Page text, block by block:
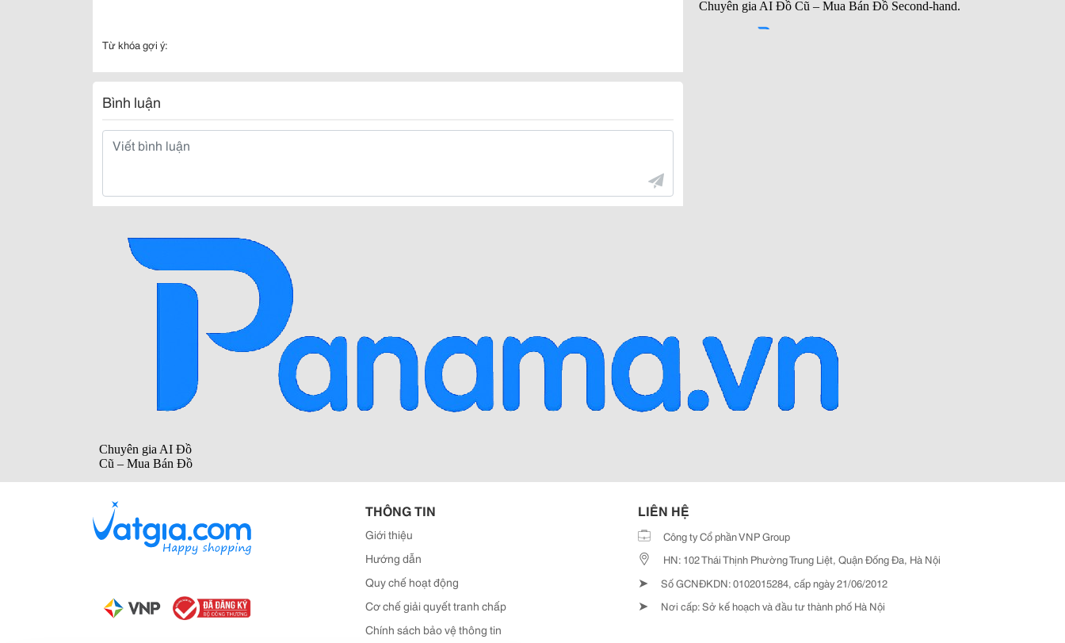
Từ khóa gợi ý:
Bình luận
THÔNG TIN
Giới thiệu
Hướng dẫn
Quy chế hoạt động
Cơ chế giải quyết tranh chấp
Chính sách bảo vệ thông tin
LIÊN HỆ
Công ty Cổ phần VNP Group
HN: 102 Thái Thịnh Phường Trung Liệt, Quận Đống Đa, Hà Nội
➤ Số GCNĐKDN: 0102015284, cấp ngày 21/06/2012
➤ Nơi cấp: Sở kế hoạch và đầu tư thành phố Hà Nội